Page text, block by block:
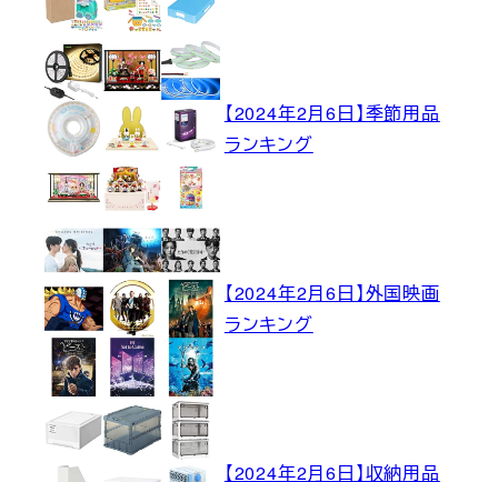
【2024年2月6日】季節用品
ランキング
【2024年2月6日】外国映画
ランキング
【2024年2月6日】収納用品